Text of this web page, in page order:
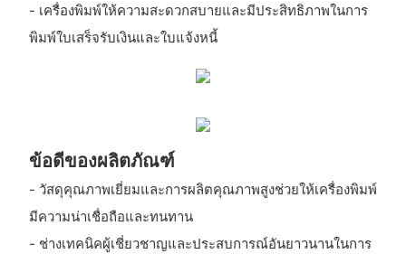
- เครื่องพิมพ์ให้ความสะดวกสบายและมีประสิทธิภาพในการ
พิมพ์ใบเสร็จรับเงินและใบแจ้งหนี้
ข้อดีของผลิตภัณฑ์
- วัสดุคุณภาพเยี่ยมและการผลิตคุณภาพสูงช่วยให้เครื่องพิมพ์
มีความน่าเชื่อถือและทนทาน
- ช่างเทคนิคผู้เชี่ยวชาญและประสบการณ์อันยาวนานในการ